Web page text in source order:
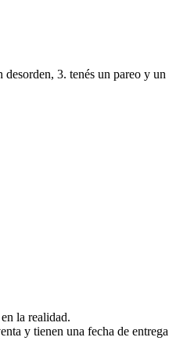
3. tenés un pareo y
la realidad.
y tienen una fecha de